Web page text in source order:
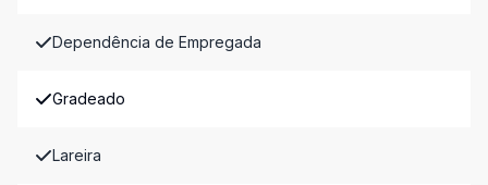
Dependência de Empregada
Gradeado
Lareira